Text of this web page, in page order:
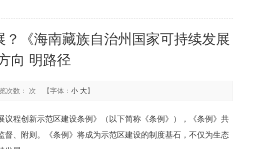
《海南藏族自治州国家可持续发展
向 明路径
次数： 次 【字体： 小 大】
程创新示范区建设条例》（以下简称《条例》），《条例》共
、附则。《条例》将成为示范区建设的制度基石，不仅为生态